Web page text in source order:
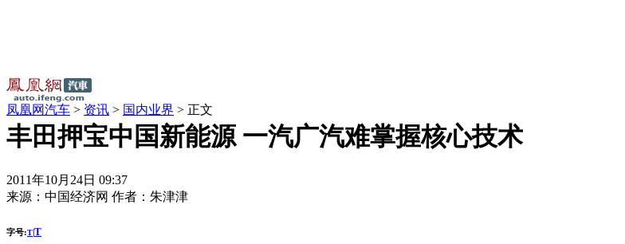
凤凰网汽车 > 资讯 > 国内业界 > 正文
丰田押宝中国新能源 一汽广汽难掌握核心技术
2011年10月24日 09:37
来源： 中国经济网 作者： 朱津津
字号:T|T